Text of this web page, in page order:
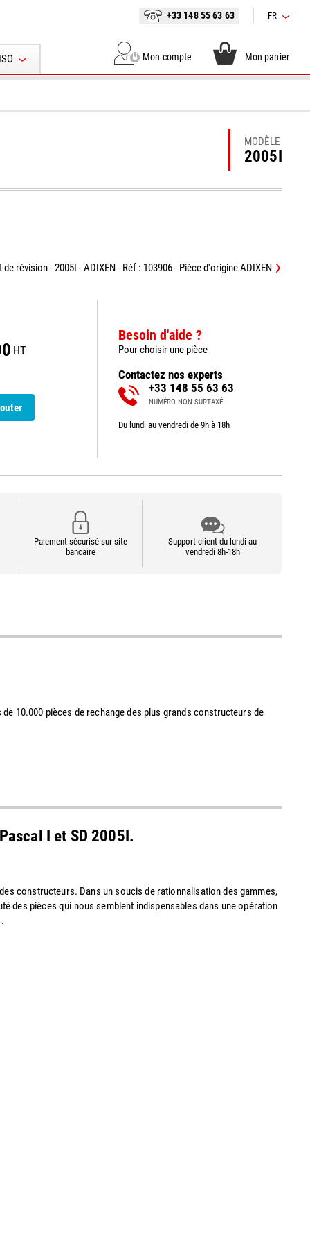
+33 148 55 63 63 FR
Mon compte Mon panier
MODÈLE
2005I
de révision - 2005I - ADIXEN - Réf : 103906 - Pièce d'origine ADIXEN
HT
Besoin d'aide ?
Pour choisir une pièce
Contactez nos experts
+33 148 55 63 63
NUMÉRO NON SURTAXÉ
Du lundi au vendredi de 9h à 18h
Paiement sécurisé sur site
bancaire
Support client du lundi au
vendredi 8h-18h
10.000 pièces de rechange des plus grands constructeurs de
I et SD 2005I.
constructeurs. Dans un soucis de rationnalisation des gammes,
des pièces qui nous semblent indispensables dans une opération